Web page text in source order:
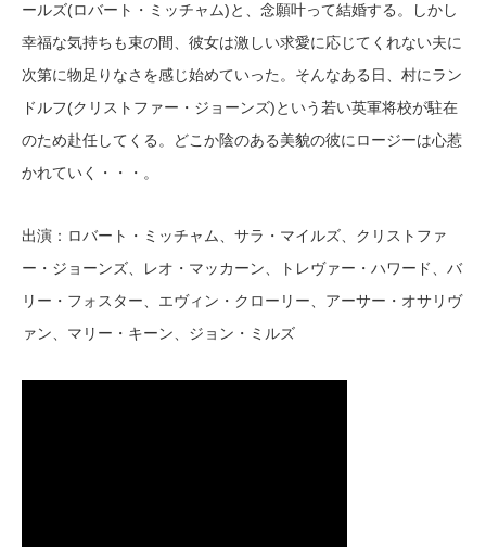
ールズ(ロバート・ミッチャム)と、念願叶って結婚する。しかし
幸福な気持ちも束の間、彼女は激しい求愛に応じてくれない夫に
次第に物足りなさを感じ始めていった。そんなある日、村にラン
ドルフ(クリストファー・ジョーンズ)という若い英軍将校が駐在
のため赴任してくる。どこか陰のある美貌の彼にロージーは心惹
かれていく・・・。
出演：ロバート・ミッチャム、サラ・マイルズ、クリストファ
ー・ジョーンズ、レオ・マッカーン、トレヴァー・ハワード、バ
リー・フォスター、エヴィン・クローリー、アーサー・オサリヴ
ァン、マリー・キーン、ジョン・ミルズ